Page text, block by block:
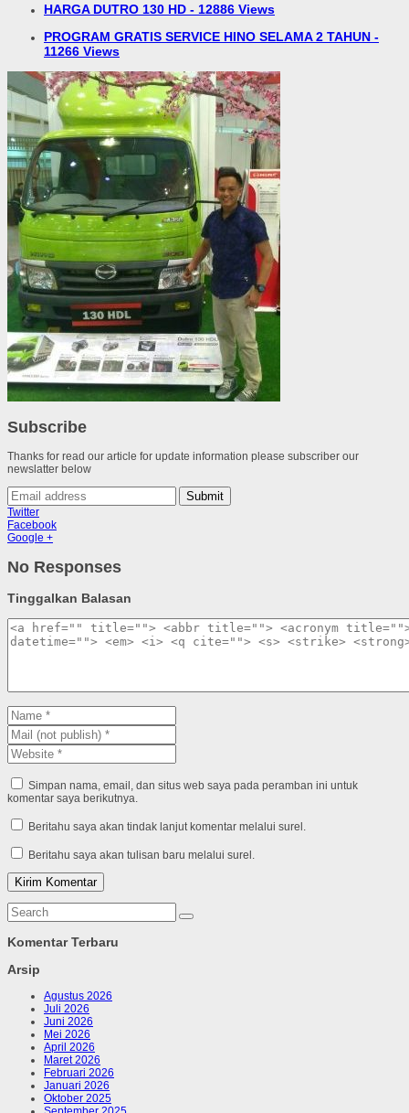
HARGA DUTRO 130 HD - 12886 Views
PROGRAM GRATIS SERVICE HINO SELAMA 2 TAHUN -
11266 Views
Subscribe
Thanks for read our article for update information please subscriber our
newslatter below
Submit
Twitter
Facebook
Google +
No Responses
Tinggalkan Balasan
Simpan nama, email, dan situs web saya pada peramban ini untuk
komentar saya berikutnya.
Beritahu saya akan tindak lanjut komentar melalui surel.
Beritahu saya akan tulisan baru melalui surel.
Komentar Terbaru
Arsip
Agustus 2026
Juli 2026
Juni 2026
Mei 2026
April 2026
Maret 2026
Februari 2026
Januari 2026
Oktober 2025